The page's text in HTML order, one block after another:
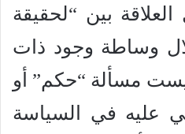
بين “لحقيقة
وساطة وجود ذات
مسألة “حكم” أو
عليه في السياسة